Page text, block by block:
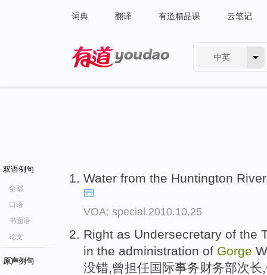
词典 翻译 有道精品课 云笔记
中英
双语例句
全部
口语
书面语
论文
原声例句
Water from the Huntington
VOA: special.2010.10.25
Right as Undersecretary of the
in the administration of Gorge
没错,曾担任国际事务财务部次